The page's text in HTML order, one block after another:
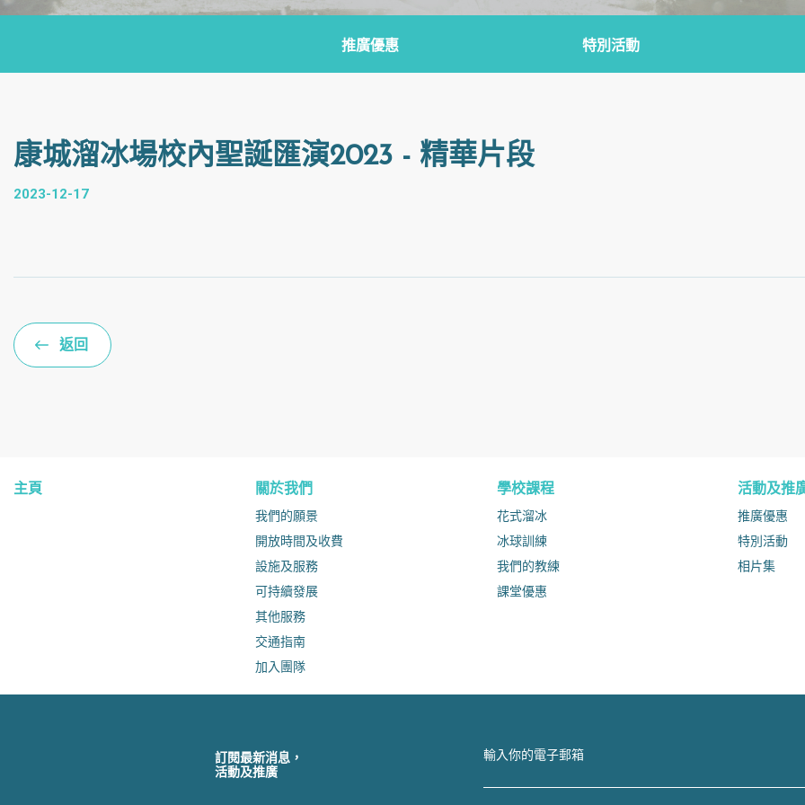
推廣優惠 特別活動
康城溜冰場校內聖誕匯演2023 - 精華片段
2023-12-17
返回
主頁 關於我們
我們的願景
開放時間及收費
設施及服務
可持續發展
其他服務
交通指南
加入團隊
學校課程
花式溜冰
冰球訓練
我們的教練
課堂優惠
活動及推
推廣優惠
特別活動
相片集
訂閱最新消息，
活動及推廣